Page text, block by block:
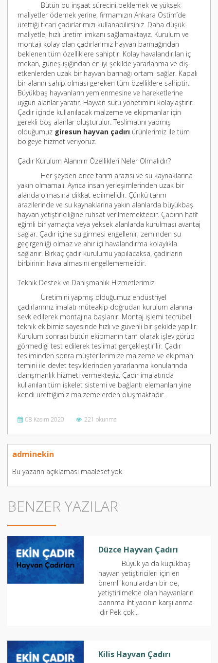
Bütün bu inşaat sürecini beklemek ve yüksek
maliyetler ödemek yerine, firmamızın Ankara Ostim’de
ürettiği ticari çadırlarımızı kullanabilirsiniz. Daha düşük
maliyetle, hızlı üretim imkanı sağlamaktayız. Kurulum ve
montajı kolay olan çadırlarımız hayvan barınağından
beklenen tüm özelliklere sahiptir. Kolay havalandırılan iç
mekan, güneş ışığından en iyi şekilde yararlanma ve dış
etkenlerden uzak bir hayvan barınağı ortamı sağlar. Kapalı
bir alanın sahip olması gereken tüm özelliklere sahiptir.
Büyükbaş hayvanların yemlenmesine ve hareketlerine
uygun alanlar yaratır. Hayvan sürü yönetimini kolaylaştırır.
Çadır içinde kullanılacak malzeme ve ekipmanlar için
gerekli boş alanlar oluşturulur. Teslimatını yapmış
olduğumuz giresun hayvan çadırı ürünlerimiz ile tüm
bölgeye hizmet veriyoruz.
Çadır Kurulum Alanının Özellikleri Neler Olmalıdır?
Her şeyden önce tarım arazisi ve su kaynaklarına
yakın olmamalı. Ayrıca insan yerleşimlerinden uzak bir
alanda olmasına dikkat edilmelidir. Çünkü tarım
arazilerinde ve su kaynaklarına yakın alanlarda büyükbaş
hayvan yetiştiriciliğine ruhsat verilmemektedir. Çadırın hafif
eğimli bir yamaçta veya yeksek alanlarda kurulması avantaj
sağlar. Çadır içine su girmesi engellenir, zeminden su
geçirgenliği olmaz ve ahır içi havalandırma kolaylıkla
sağlanır. Birkaç çadır kurulumu yapılacaksa, çadırların
birbirinin hava almasını engellememelidir.
Teknik Destek ve Danışmanlık Hizmetlerimiz
Üretimini yapmış olduğumuz endüstriyel
çadırlarımız imalatı müteakip doğrudan kurulum alanına
sevk edilerek montajına başlanır. Montaj işlemi tecrübeli
teknik ekibimiz sayesinde hızlı ve güvenli bir şekilde yapılır.
Kurulum sonrası bütün ekipmanın tam olarak işlev görüp
görmediği test edilerek teslimat gerçekleştirilir. Çadır
tesliminden sonra müşterilerimize malzeme ve ekipman
temini ile devlet teşviklerinden yararlanma konularında
danışmanlık hizmeti vermekteyiz. Çadır imalatında
kullanılan tüm iskelet sistemi ve bağlantı elemanları yine
kendi ürettiğimiz malzemelerden oluşmaktadır.
08 Kasım 2020 221 okunma
adminekin
Bu yazarın açıklaması maalesef yok.
BENZER YAZILAR
Düzce Hayvan Çadırı
Büyük ya da küçükbaş
hayvan yetiştiricileri için en
önemli konulardan bir de,
yetiştirilmekte olan hayvanların
barınma ihtiyacının karşılanma
ıdır Pek çok...
Kilis Hayvan Çadırı